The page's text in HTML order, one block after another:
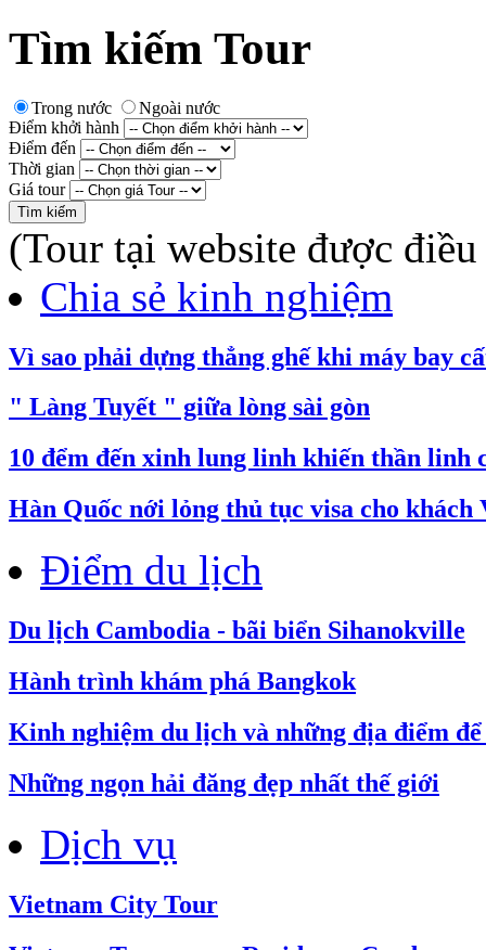
Tìm kiếm Tour
Trong nước
Ngoài nước
Điểm khởi hành
Điểm đến
Thời gian
Giá tour
(Tour tại website được
Chia sẻ kinh nghiệm
Vì sao phải dựng thẳng ghế khi máy bay
" Làng Tuyết " giữa lòng sài gòn
10 đểm đến xinh lung linh khiến thần linh
​Hàn Quốc nới lỏng thủ tục visa cho khách
Điểm du lịch
Du lịch Cambodia - bãi biển Sihanokville
Hành trình khám phá Bangkok
Kinh nghiệm du lịch và những địa điểm
Những ngọn hải đăng đẹp nhất thế giới
Dịch vụ
Vietnam City Tour